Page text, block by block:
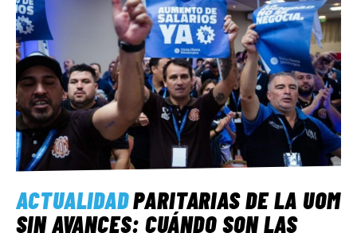
ACTUALIDADPARITARIAS DE LA UOM
SIN AVANCES: CUÁNDO SON LAS